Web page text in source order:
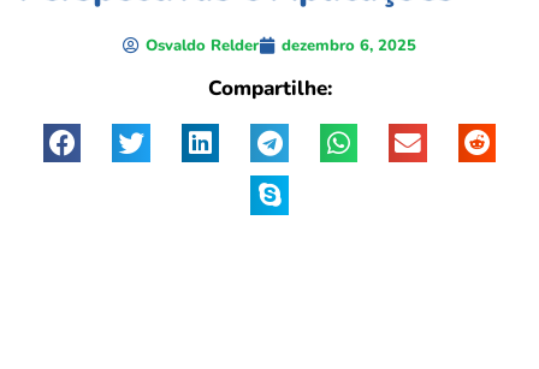
Osvaldo Relder dezembro 6, 2025
Compartilhe: